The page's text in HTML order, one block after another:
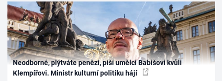
Neodborné, plýtváte penězi, píší umělci Babišovi kvůli
Klempířovi. Ministr kulturní politiku hájí